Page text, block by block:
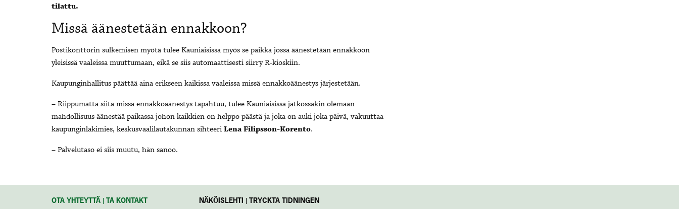
tilattu.
Missä äänestetään ennakkoon?
Postikonttorin sulkemisen myötä tulee Kauniaisissa myös se paikka jossa äänestetään ennakkoon
yleisissä vaaleissa muuttumaan, eikä se siis automaattisesti siirry R-kioskiin.
Kaupunginhallitus päättää aina erikseen kaikissa vaaleissa missä ennakkoäänestys järjestetään.
– Riippumatta siitä missä ennakkoäänestys tapahtuu, tulee Kauniaisissa jatkossakin olemaan
mahdollisuus äänestää paikassa johon kaikkien on helppo päästä ja joka on auki joka päivä, vakuuttaa
kaupunginlakimies, keskusvaalilautakunnan sihteeri Lena Filipsson-Korento.
– Palvelutaso ei siis muutu, hän sanoo.
OTA YHTEYTTÄ | TA KONTAKT NÄKÖISLEHTI | TRYCKTA TIDNINGEN